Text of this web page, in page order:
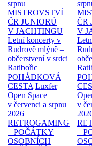
srpnu
MISTROVSTVÍ
ČR JUNIORŮ
V JACHTINGU
Letní koncerty v
Rudrově mlýně –
občerstvení v srdci
Ratibořic
POHÁDKOVÁ
CESTA Luxfer
Open Space
v červenci a srpnu
2026
RETROGAMING
– POČÁTKY
OSOBNÍCH
ČR
V
v
–